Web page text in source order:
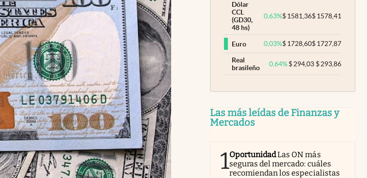
Dólar
CCL
(GD30,
48 hs)
0,63%$1581,36$1578,41
Euro 0,03%$1728,60$1727,87
Real
brasileño
0,64% $294,03 $293,86
Las más leídas de Finanzas y
Mercados
1OportunidadLas ON más
seguras del mercado: cuáles
recomiendan los especialistas